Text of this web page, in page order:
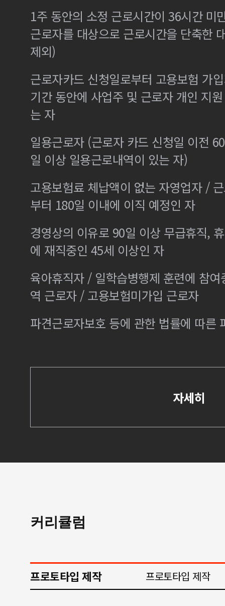
1주 동안의 소정 근로시간이 36시간 미
근로자를 대상으로 근로시간을 단축한
제외)
근로자카드 신청일로부터 고용보험 가
기간 동안에 사업주 및 근로자 개인 지
는 자
일용근로자 (근로자 카드 신청일 이전
일 이상 일용근로내역이 있는 자)
고용보험료 체납액이 없는 자영업자 /
부터 180일 이내에 이직 예정인 자
경영상의 이유로 90일 이상 무급휴직,
에 재직중인 45세 이상인 자
육아휴직자 / 일학습병행제 훈련에 참
역 근로자 / 고용보험미가입 근로자
파견근로자보호 등에 관한 법률에 따른
자세히
커리큘럼
프로토타입 제작 프로토타입 제작